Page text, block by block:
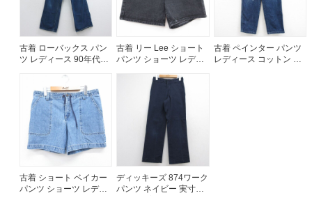
古着 ローバックス パン
ツ レディース 90年代
ビー デニム 26jul14
古着 リー Lee ショート
パンツ ショーツ レディ
古着 ペインター パンツ
レディース コットン ネ
古着 ショート ベイカー
パンツ ショーツ レディ
ディッキーズ 874ワーク
パンツ ネイビー 実寸